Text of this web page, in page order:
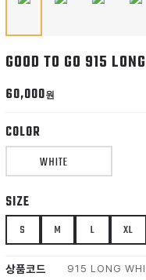
GOOD TO GO 915
60,000원
COLOR
WHITE
SIZE
S M L XL
상품코드 915 LONG